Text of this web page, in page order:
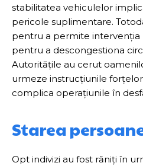
stabilitatea vehiculelor
pericole suplimentare.
pentru a permite intervenția
pentru a descongestiona
Autoritățile au cerut
urmeze instrucțiunile
complica operațiunile în
Starea
Opt indivizi au fost răniți în